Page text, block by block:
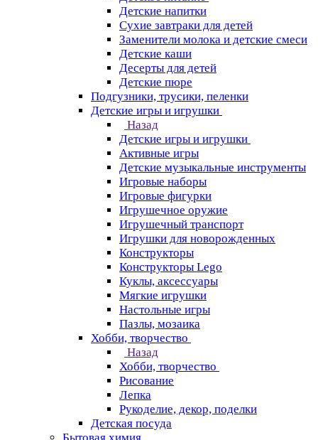
Детские напитки
Сухие завтраки для детей
Заменители молока и детские смеси
Детские каши
Десерты для детей
Детские пюре
Подгузники, трусики, пеленки
Детские игры и игрушки
Назад
Детские игры и игрушки
Активные игры
Детские музыкальные инструменты
Игровые наборы
Игровые фигурки
Игрушечное оружие
Игрушечный транспорт
Игрушки для новорожденных
Конструкторы
Конструкторы Lego
Куклы, аксессуары
Мягкие игрушки
Настольные игры
Пазлы, мозаика
Хобби, творчество
Назад
Хобби, творчество
Рисование
Лепка
Рукоделие, декор, поделки
Детская посуда